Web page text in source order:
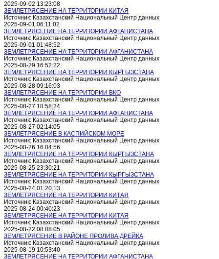
2025-09-02 13:23:08
ЗЕМЛЕТРЯСЕНИЕ НА ТЕРРИТОРИИ КИТАЯ
Источник: Казахстанский Национальный Центр данных
2025-09-01 06:11:02
ЗЕМЛЕТРЯСЕНИЕ НА ТЕРРИТОРИИ АФГАНИСТАНА
Источник: Казахстанский Национальный Центр данных
2025-09-01 01:48:52
ЗЕМЛЕТРЯСЕНИЕ НА ТЕРРИТОРИИ АФГАНИСТАНА
Источник: Казахстанский Национальный Центр данных
2025-08-29 16:52:22
ЗЕМЛЕТРЯСЕНИЕ НА ТЕРРИТОРИИ КЫРГЫЗСТАНА
Источник: Казахстанский Национальный Центр данных
2025-08-28 09:16:03
ЗЕМЛЕТРЯСЕНИЕ НА ТЕРРИТОРИИ ВКО
Источник: Казахстанский Национальный Центр данных
2025-08-27 18:58:24
ЗЕМЛЕТРЯСЕНИЕ НА ТЕРРИТОРИИ АФГАНИСТАНА
Источник: Казахстанский Национальный Центр данных
2025-08-27 02:14:05
ЗЕМЛЕТРЯСЕНИЕ В КАСПИЙСКОМ МОРЕ
Источник: Казахстанский Национальный Центр данных
2025-08-26 16:04:56
ЗЕМЛЕТРЯСЕНИЕ НА ТЕРРИТОРИИ КЫРГЫЗСТАНА
Источник: Казахстанский Национальный Центр данных
2025-08-25 23:30:21
ЗЕМЛЕТРЯСЕНИЕ НА ТЕРРИТОРИИ КЫРГЫЗСТАНА
Источник: Казахстанский Национальный Центр данных
2025-08-24 01:20:13
ЗЕМЛЕТРЯСЕНИЕ НА ТЕРРИТОРИИ КИТАЯ
Источник: Казахстанский Национальный Центр данных
2025-08-24 00:40:23
ЗЕМЛЕТРЯСЕНИЕ НА ТЕРРИТОРИИ КИТАЯ
Источник: Казахстанский Национальный Центр данных
2025-08-22 08:08:05
ЗЕМЛЕТРЯСЕНИЕ В РАЙОНЕ ПРОЛИВА ДРЕЙКА
Источник: Казахстанский Национальный Центр данных
2025-08-19 10:53:40
ЗЕМЛЕТРЯСЕНИЕ НА ТЕРРИТОРИИ АФГАНИСТАНА